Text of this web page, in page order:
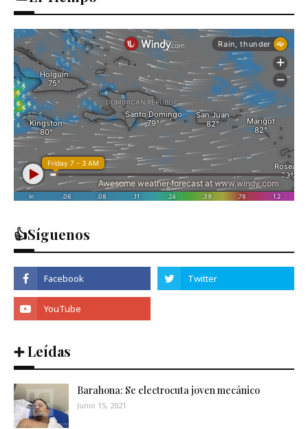
👍Síguenos
➕ Leídas
Barahona: Se electrocuta joven mecánico
Junio 15, 2021